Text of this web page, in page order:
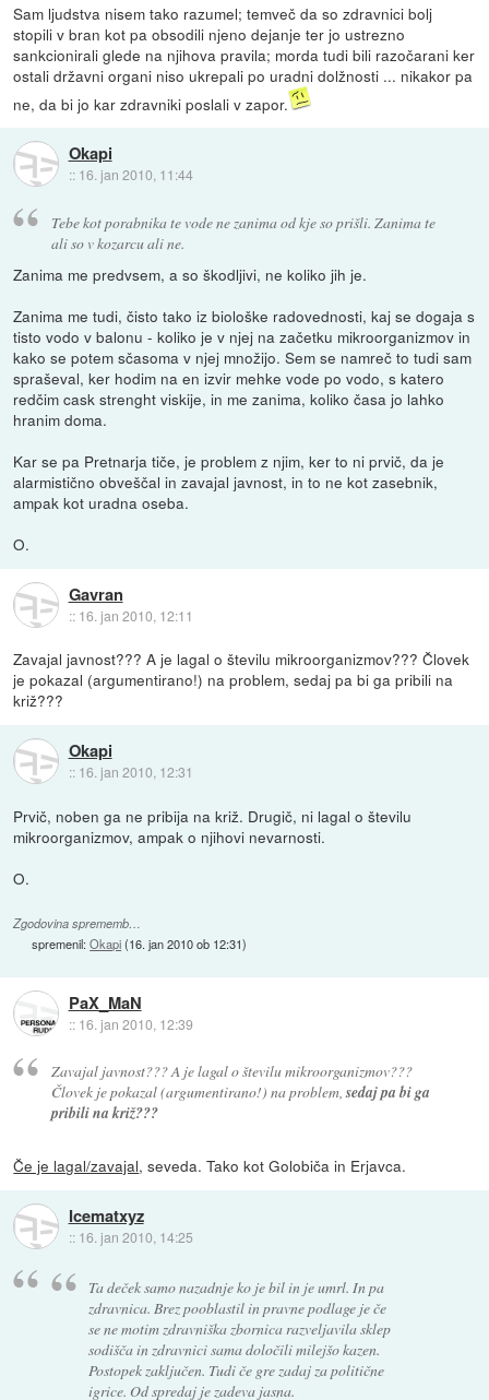
Sam ljudstva nisem tako razumel; temveč da so zdravnici bolj
stopili v bran kot pa obsodili njeno dejanje ter jo ustrezno
sankcionirali glede na njihova pravila; morda tudi bili razočarani ker
ostali državni organi niso ukrepali po uradni dolžnosti ... nikakor pa
ne, da bi jo kar zdravniki poslali v zapor.
Okapi
:: 16. jan 2010, 11:44
Tebe kot porabnika te vode ne zanima od kje so prišli. Zanima te
ali so v kozarcu ali ne.
Zanima me predvsem, a so škodljivi, ne koliko jih je.
Zanima me tudi, čisto tako iz biološke radovednosti, kaj se dogaja s
tisto vodo v balonu - koliko je v njej na začetku mikroorganizmov in
kako se potem sčasoma v njej množijo. Sem se namreč to tudi sam
spraševal, ker hodim na en izvir mehke vode po vodo, s katero
redčim cask strenght viskije, in me zanima, koliko časa jo lahko
hranim doma.
Kar se pa Pretnarja tiče, je problem z njim, ker to ni prvič, da je
alarmistično obveščal in zavajal javnost, in to ne kot zasebnik,
ampak kot uradna oseba.
O.
Gavran
:: 16. jan 2010, 12:11
Zavajal javnost??? A je lagal o številu mikroorganizmov??? Človek
je pokazal (argumentirano!) na problem, sedaj pa bi ga pribili na
križ???
Okapi
:: 16. jan 2010, 12:31
Prvič, noben ga ne pribija na križ. Drugič, ni lagal o številu
mikroorganizmov, ampak o njihovi nevarnosti.
O.
Zgodovina sprememb…
spremenil:Okapi(16. jan 2010 ob 12:31)
PaX_MaN
:: 16. jan 2010, 12:39
Zavajal javnost??? A je lagal o številu mikroorganizmov???
Človek je pokazal (argumentirano!) na problem,sedaj pa bi ga
pribili na križ???
Če je lagal/zavajal, seveda. Tako kot Golobiča in Erjavca.
Icematxyz
:: 16. jan 2010, 14:25
Ta deček samo nazadnje ko je bil in je umrl. In pa
zdravnica. Brez pooblastil in pravne podlage je če
se ne motim zdravniška zbornica razveljavila sklep
sodišča in zdravnici sama določili milejšo kazen.
Postopek zaključen. Tudi če gre zadaj za politične
igrice. Od spredaj je zadeva jasna.